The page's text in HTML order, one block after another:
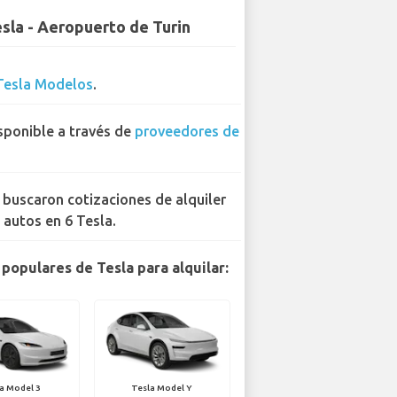
- Aeropuerto de Turin
Modelos.
a través de proveedores de
buscaron cotizaciones de alquiler
autos en 6 Tesla.
de Tesla para alquilar:
Model 3 Tesla Model Y